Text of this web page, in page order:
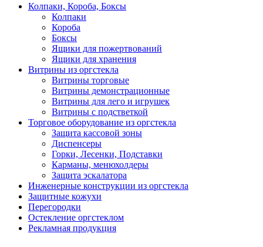
Колпаки, Короба, Боксы
Колпаки
Короба
Боксы
Ящики для пожертвований
Ящики для хранения
Витрины из оргстекла
Витрины торговые
Витрины демонстрационные
Витрины для лего и игрушек
Витрины с подстветкой
Торговое оборудование из оргстекла
Защита кассовой зоны
Диспенсеры
Горки, Лесенки, Подставки
Карманы, менюхолдеры
Защита эскалатора
Инженерные конструкции из оргстекла
Защитные кожухи
Перегородки
Остекление оргстеклом
Рекламная продукция